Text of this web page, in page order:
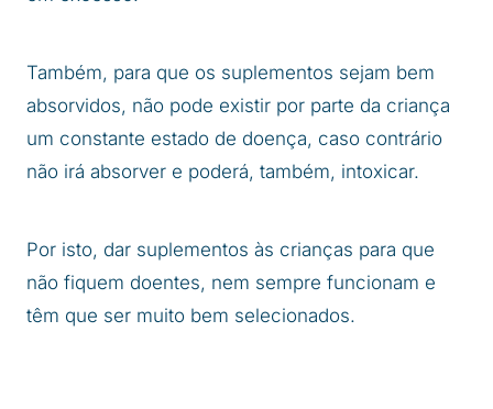
Também, para que os suplementos sejam bem
absorvidos, não pode existir por parte da criança
um constante estado de doença, caso contrário
não irá absorver e poderá, também, intoxicar.
Por isto, dar suplementos às crianças para que
não fiquem doentes, nem sempre funcionam e
têm que ser muito bem selecionados.